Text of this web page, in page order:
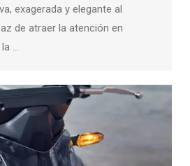
exagerada y elegante al
de atraer la atención en
…